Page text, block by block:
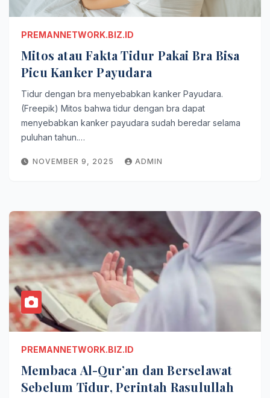
PREMANNETWORK.BIZ.ID
Mitos atau Fakta Tidur Pakai Bra Bisa
Picu Kanker Payudara
Tidur dengan bra menyebabkan kanker Payudara.
(Freepik) Mitos bahwa tidur dengan bra dapat
menyebabkan kanker payudara sudah beredar selama
puluhan tahun.…
NOVEMBER 9, 2025 ADMIN
PREMANNETWORK.BIZ.ID
Membaca Al-Qur’an dan Berselawat
Sebelum Tidur, Perintah Rasulullah